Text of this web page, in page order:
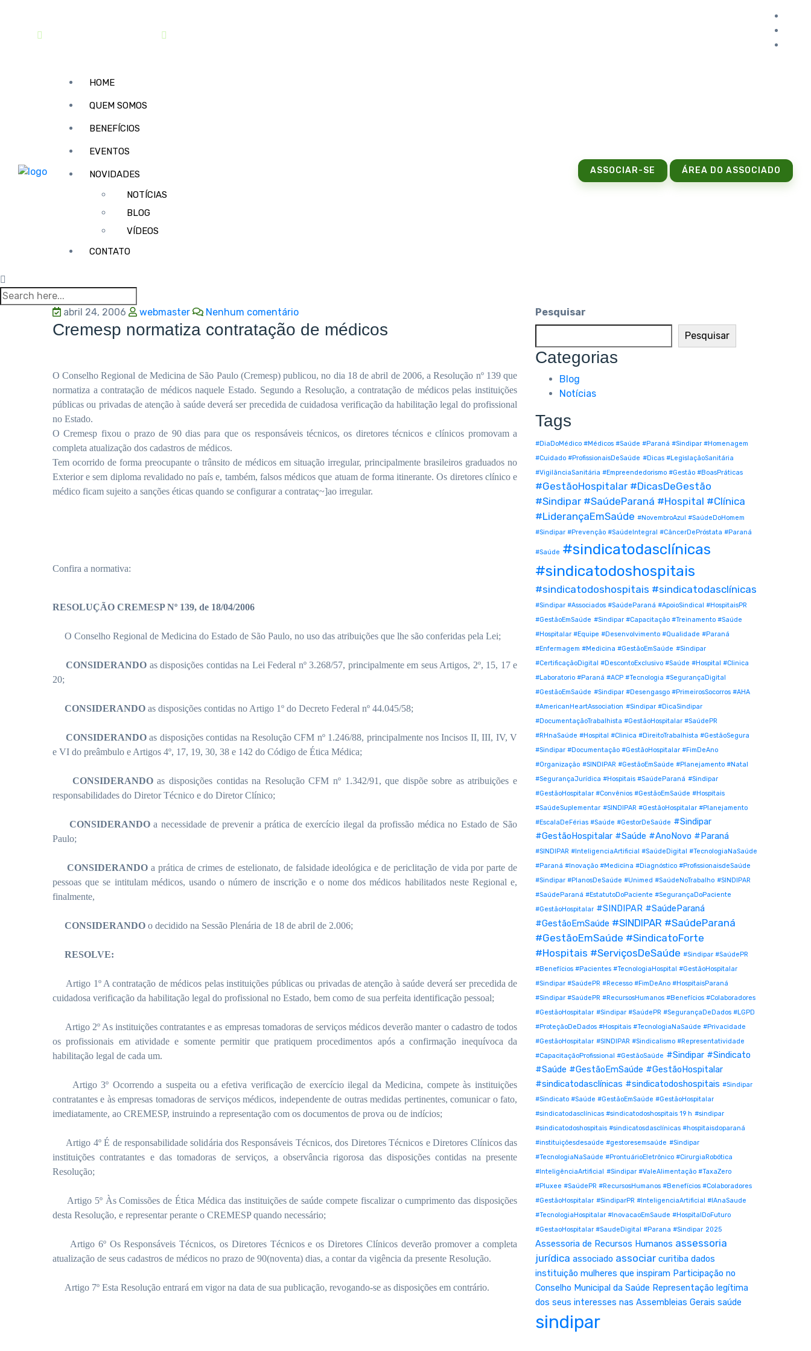
HOME
QUEM SOMOS
BENEFÍCIOS
EVENTOS
NOVIDADES
NOTÍCIAS
BLOG
VÍDEOS
CONTATO
ASSOCIAR-SE ÁREA DO ASSOCIADO
abril 24, 2006 webmaster Nenhum comentário
Cremesp normatiza contratação de médicos
O Conselho Regional de Medicina de São Paulo (Cremesp) publicou, no dia 18 de abril de 2006, a Resolução nº 139 que
normatiza a contratação de médicos naquele Estado. Segundo a Resolução, a contratação de médicos pelas instituições
públicas ou privadas de atenção à saúde deverá ser precedida de cuidadosa verificação da habilitação legal do profissional
no Estado.
O Cremesp fixou o prazo de 90 dias para que os responsáveis técnicos, os diretores técnicos e clínicos promovam a
completa atualização dos cadastros de médicos.
Tem ocorrido de forma preocupante o trânsito de médicos em situação irregular, principalmente brasileiros graduados no
Exterior e sem diploma revalidado no país e, também, falsos médicos que atuam de forma itinerante. Os diretores clínico e
médico ficam sujeito a sanções éticas quando se configurar a contrataç~]ao irregular.
Confira a normativa:
RESOLUÇÃO CREMESP Nº 139, de 18/04/2006
O Conselho Regional de Medicina do Estado de São Paulo, no uso das atribuições que lhe são conferidas pela Lei;
CONSIDERANDO as disposições contidas na Lei Federal nº 3.268/57, principalmente em seus Artigos, 2º, 15, 17 e
20;
CONSIDERANDO as disposições contidas no Artigo 1º do Decreto Federal nº 44.045/58;
CONSIDERANDO as disposições contidas na Resolução CFM nº 1.246/88, principalmente nos Incisos II, III, IV, V
e VI do preâmbulo e Artigos 4º, 17, 19, 30, 38 e 142 do Código de Ética Médica;
CONSIDERANDOas disposições contidas na Resolução CFM nº 1.342/91, que dispõe sobre as atribuições e
responsabilidades do Diretor Técnico e do Diretor Clínico;
CONSIDERANDOa necessidade de prevenir a prática de exercício ilegal da profissão médica no Estado de São
Paulo;
CONSIDERANDO a prática de crimes de estelionato, de falsidade ideológica e de periclitação de vida por parte de
pessoas que se intitulam médicos, usando o número de inscrição e o nome dos médicos habilitados neste Regional e,
finalmente,
CONSIDERANDO o decidido na Sessão Plenária de 18 de abril de 2.006;
RESOLVE:
Artigo 1º A contratação de médicos pelas instituições públicas ou privadas de atenção à saúde deverá ser precedida de
cuidadosa verificação da habilitação legal do profissional no Estado, bem como de sua perfeita identificação pessoal;
Artigo 2º As instituições contratantes e as empresas tomadoras de serviços médicos deverão manter o cadastro de todos
os profissionais em atividade e somente permitir que pratiquem procedimentos após a confirmação inequívoca da
habilitação legal de cada um.
Artigo 3º Ocorrendo a suspeita ou a efetiva verificação de exercício ilegal da Medicina, compete às instituições
contratantes e às empresas tomadoras de serviços médicos, independente de outras medidas pertinentes, comunicar o fato,
imediatamente, ao CREMESP, instruindo a representação com os documentos de prova ou de indícios;
Artigo 4º É de responsabilidade solidária dos Responsáveis Técnicos, dos Diretores Técnicos e Diretores Clínicos das
instituições contratantes e das tomadoras de serviços, a observância rigorosa das disposições contidas na presente
Resolução;
Artigo 5º Às Comissões de Ética Médica das instituições de saúde compete fiscalizar o cumprimento das disposições
desta Resolução, e representar perante o CREMESP quando necessário;
Artigo 6º Os Responsáveis Técnicos, os Diretores Técnicos e os Diretores Clínicos deverão promover a completa
atualização de seus cadastros de médicos no prazo de 90(noventa) dias, a contar da vigência da presente Resolução.
Artigo 7º Esta Resolução entrará em vigor na data de sua publicação, revogando-se as disposições em contrário.
Pesquisar
Pesquisar
Categorias
Blog
Notícias
Tags
#DiaDoMédico #Médicos #Saúde #Paraná #Sindipar #Homenagem
#Cuidado #ProfissionaisDeSaúde #Dicas #LegislaçãoSanitária
#VigilânciaSanitária #Empreendedorismo #Gestão #BoasPráticas
#GestãoHospitalar #DicasDeGestão
#Sindipar #SaúdeParaná #Hospital #Clínica
#LiderançaEmSaúde #NovembroAzul #SaúdeDoHomem
#Sindipar #Prevenção #SaúdeIntegral #CâncerDePróstata #Paraná
#Saúde #sindicatodasclínicas
#sindicatodoshospitais
#sindicatodoshospitais #sindicatodasclínicas
#Sindipar #Associados #SaúdeParaná #ApoioSindical #HospitaisPR
#GestãoEmSaúde #Sindipar #Capacitação #Treinamento #Saúde
#Hospitalar #Equipe #Desenvolvimento #Qualidade #Paraná
#Enfermagem #Medicina #GestãoEmSaúde #Sindipar
#CertificaçãoDigital #DescontoExclusivo #Saúde #Hospital #Clinica
#Laboratorio #Paraná #ACP #Tecnologia #SegurançaDigital
#GestãoEmSaúde #Sindipar #Desengasgo #PrimeirosSocorros #AHA
#AmericanHeartAssociation #Sindipar #DicaSindipar
#DocumentaçãoTrabalhista #GestãoHospitalar #SaúdePR
#RHnaSaúde #Hospital #Clinica #DireitoTrabalhista #GestãoSegura
#Sindipar #Documentação #GestãoHospitalar #FimDeAno
#Organização #SINDIPAR #GestãoEmSaúde #Planejamento #Natal
#SegurançaJurídica #Hospitais #SaúdeParaná #Sindipar
#GestãoHospitalar #Convênios #GestãoEmSaúde #Hospitais
#SaúdeSuplementar #SINDIPAR #GestãoHospitalar #Planejamento
#EscalaDeFérias #Saúde #GestorDeSaúde #Sindipar
#GestãoHospitalar #Saúde #AnoNovo #Paraná
#SINDIPAR #InteligenciaArtificial #SaúdeDigital #TecnologiaNaSaúde
#Paraná #Inovação #Medicina #Diagnóstico #ProfissionaisdeSaúde
#Sindipar #PlanosDeSaúde #Unimed #SaúdeNoTrabalho #SINDIPAR
#SaúdeParaná #EstatutoDoPaciente #SegurançaDoPaciente
#GestãoHospitalar #SINDIPAR #SaúdeParaná
#GestãoEmSaúde #SINDIPAR #SaúdeParaná
#GestãoEmSaúde #SindicatoForte
#Hospitais #ServiçosDeSaúde #Sindipar #SaúdePR
#Benefícios #Pacientes #TecnologiaHospital #GestãoHospitalar
#Sindipar #SaúdePR #Recesso #FimDeAno #HospitaisParaná
#Sindipar #SaúdePR #RecursosHumanos #Benefícios #Colaboradores
#GestãoHospitalar #Sindipar #SaúdePR #SegurançaDeDados #LGPD
#ProteçãoDeDados #Hospitais #TecnologiaNaSaúde #Privacidade
#GestãoHospitalar #SINDIPAR #Sindicalismo #Representatividade
#CapacitaçãoProfissional #GestãoSaúde #Sindipar #Sindicato
#Saúde #GestãoEmSaúde #GestãoHospitalar
#sindicatodasclínicas #sindicatodoshospitais #Sindipar
#Sindicato #Saúde #GestãoEmSaúde #GestãoHospitalar
#sindicatodasclínicas #sindicatodoshospitais 19 h #sindipar
#sindicatodoshospitais #sindicatosdasclínicas #hospitaisdoparaná
#instituiçõesdesaúde #gestoresemsaúde #Sindipar
#TecnologiaNaSaúde #ProntuárioEletrônico #CirurgiaRobótica
#InteligênciaArtificial #Sindipar #ValeAlimentação #TaxaZero
#Pluxee #SaúdePR #RecursosHumanos #Benefícios #Colaboradores
#GestãoHospitalar #SindiparPR #InteligenciaArtificial #IAnaSaude
#TecnologiaHospitalar #InovacaoEmSaude #HospitalDoFuturo
#GestaoHospitalar #SaudeDigital #Parana #Sindipar 2025
Assessoria de Recursos Humanos assessoria
jurídica associado associar curitiba dados
instituição mulheres que inspiram Participação no
Conselho Municipal da Saúde Representação legítima
dos seus interesses nas Assembleias Gerais saúde
sindipar